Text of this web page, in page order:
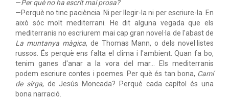
—Per què no ha escrit mai prosa?
—Perquè no tinc paciència. Ni per llegir-la ni per escriure-la. En
això sóc molt mediterrani. He dit alguna vegada que els
mediterranis no escriurem mai cap gran novel·la de l'abast de
La muntanya màgica, de Thomas Mann, o dels novel·listes
russos. És perquè ens falta el clima i l'ambient. Quan fa bo,
tenim ganes d'anar a la vora del mar... Els mediterranis
podem escriure contes i poemes. Per què és tan bona, Camí
de sirga, de Jesús Moncada? Perquè cada capítol és una
bona narració.